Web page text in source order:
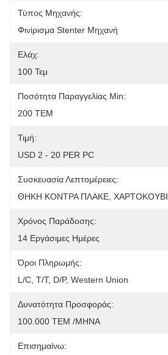
Τύπος Μηχανής:
Φινίρισμα Stenter Μηχανή
Ελάχ:
100 Τεμ
Ποσότητα Παραγγελίας Min:
200 ΤΕΜ
Τιμή:
USD 2 - 20 PER PC
Συσκευασία Λεπτομέρειες:
ΘΗΚΗ ΚΟΝΤΡΑ ΠΛΑΚΕ, ΧΑΡΤΟΚΟΥΒΙ
Χρόνος Παράδοσης:
14 Εργάσιμες Ημέρες
Όροι Πληρωμής:
L/C, T/T, D/P, Western Union
Δυνατότητα Προσφοράς:
100.000 ΤΕΜ /ΜΗΝΑ
Επισημαίνω: